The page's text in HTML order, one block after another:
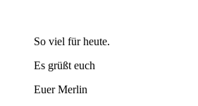
So viel für heute.
Es grüßt euch
Euer Merlin